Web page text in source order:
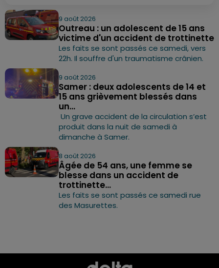
9 août 2026
Outreau : un adolescent de 15 ans
victime d'un accident de trottinette
Les faits se sont passés ce samedi, vers
22h. Il souffre d'un traumatisme crânien.
9 août 2026
Samer : deux adolescents de 14 et
15 ans grièvement blessés dans
un...
Un grave accident de la circulation s’est
produit dans la nuit de samedi à
dimanche à Samer.
8 août 2026
Âgée de 54 ans, une femme se
blesse dans un accident de
trottinette...
Les faits se sont passés ce samedi rue
des Masurettes.